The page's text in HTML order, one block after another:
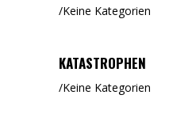
Keine Kategorien
KATASTROPHEN
Keine Kategorien